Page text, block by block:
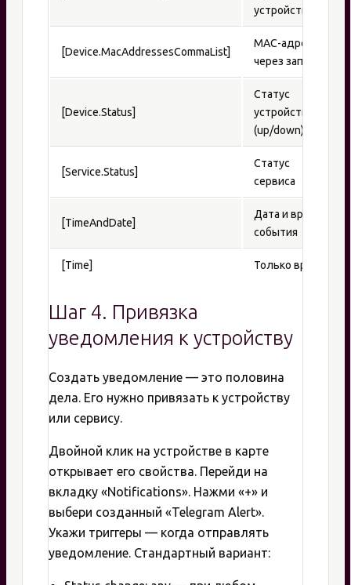
устройства
[Device.MacAddressesCommaList]
MAC-адреса
через запятую
[Device.Status]
Статус
устройства
(up/down)
[Service.Status]
Статус
сервиса
[TimeAndDate]
Дата и время
события
[Time] Только время
Шаг 4. Привязка
уведомления к устройству
Создать уведомление — это половина
дела. Его нужно привязать к устройству
или сервису.
Двойной клик на устройстве в карте
открывает его свойства. Перейди на
вкладку «Notifications». Нажми «+» и
выбери созданный «Telegram Alert».
Укажи триггеры — когда отправлять
уведомление. Стандартный вариант: